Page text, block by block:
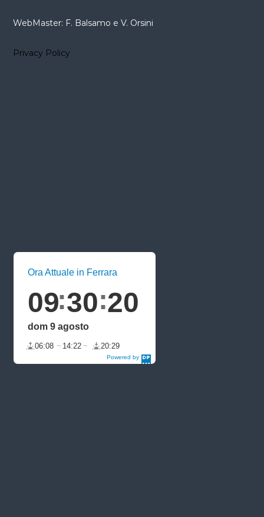
WebMaster: F. Balsamo e V. Orsini
Privacy Policy
Powered by
DaysPedia.c
Ora Attuale in Ferrara
09 30 20
dom 9 agosto
06:08 14:22 20:29